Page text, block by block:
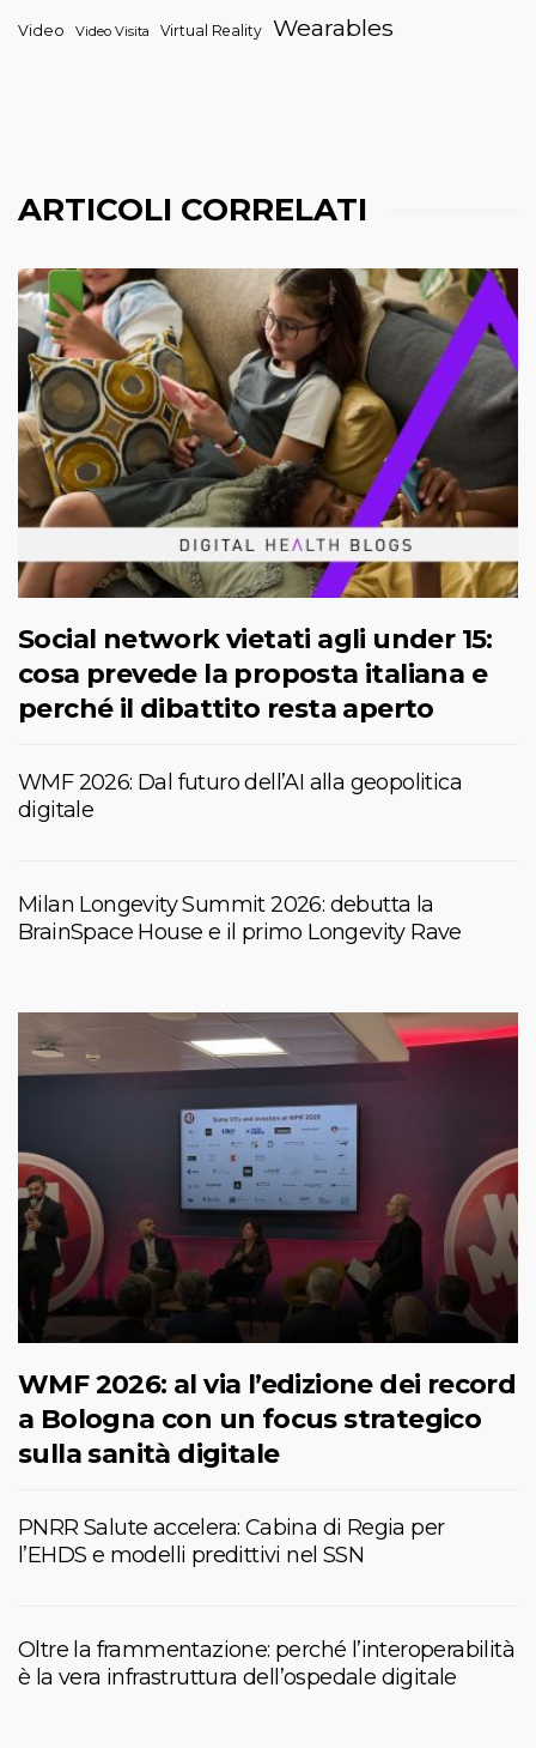
Video Video Visita Virtual Reality Wearables
ARTICOLI CORRELATI
Social network vietati agli under 15:
cosa prevede la proposta italiana e
perché il dibattito resta aperto
WMF 2026: Dal futuro dell’AI alla geopolitica
digitale
Milan Longevity Summit 2026: debutta la
BrainSpace House e il primo Longevity Rave
WMF 2026: al via l’edizione dei record
a Bologna con un focus strategico
sulla sanità digitale
PNRR Salute accelera: Cabina di Regia per
l’EHDS e modelli predittivi nel SSN
Oltre la frammentazione: perché l’interoperabilità
è la vera infrastruttura dell’ospedale digitale